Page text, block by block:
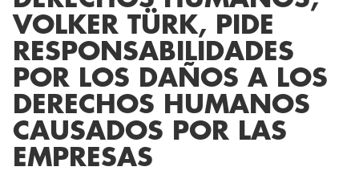
VOLKER TÜRK, PIDE
RESPONSABILIDADES
POR LOS DAÑOS A LOS
DERECHOS HUMANOS
CAUSADOS POR LAS
EMPRESAS